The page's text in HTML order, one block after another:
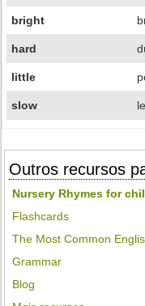
bright
hard
little
slow
Outros recursos
Nursery Rhymes for
Flashcards
The Most Common
Grammar
Blog